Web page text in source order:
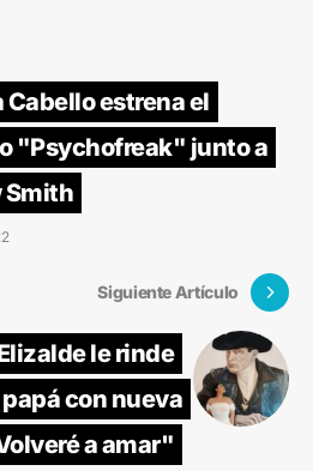
Cabello estrena el
"Psychofreak" junto a
Siguiente Artículo
le rinde
con nueva
a amar"